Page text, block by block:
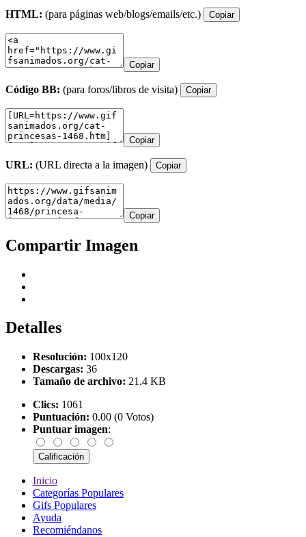
HTML: (para páginas web/blogs/emails/etc.) Copiar
Copiar
Código BB: (para foros/libros de visita) Copiar
Copiar
URL: (URL directa a la imagen) Copiar
Copiar
Compartir Imagen
Detalles
Resolución: 100x120
Descargas: 36
Tamaño de archivo: 21.4 KB
Clics: 1061
Puntuación: 0.00 (0 Votos)
Puntuar imagen:
Inicio
Categorías Populares
Gifs Populares
Ayuda
Recomiéndanos